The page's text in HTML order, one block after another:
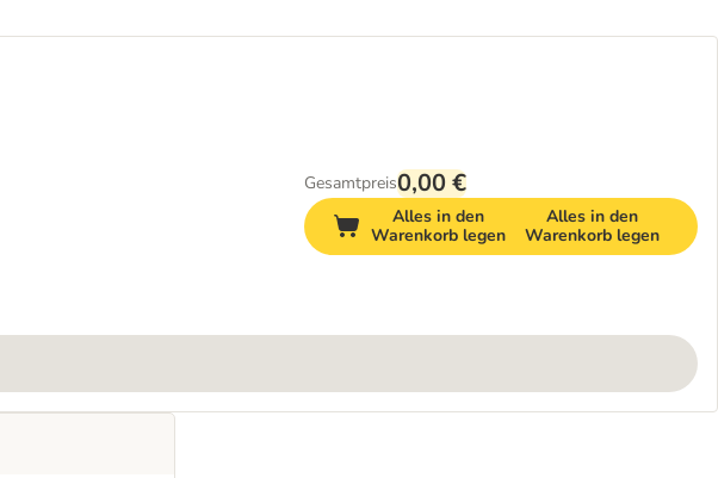
Gesamtpreis0,00 €
Alles in den
Warenkorb legen
Alles in den
Warenkorb legen